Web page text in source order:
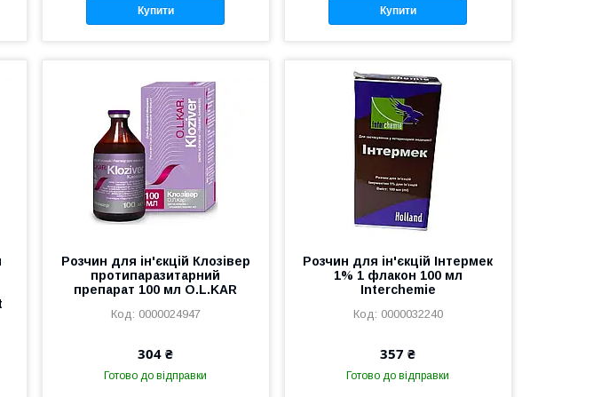
Купити Купити
Розчин для ін'єкцій Клозівер
протипаразитарний
препарат 100 мл O.L.KAR
0000024947
304 ₴
Готово до відправки
Розчин для ін'єкцій Інтермек
1% 1 флакон 100 мл
Interchemie
0000032240
357 ₴
Готово до відправки